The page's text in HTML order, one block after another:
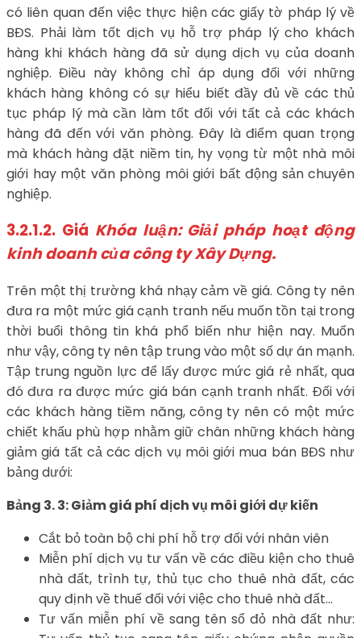
có liên quan đến việc thực hiện các giấy tờ pháp lý về
BĐS. Phải làm tốt dịch vụ hỗ trợ pháp lý cho khách
hàng khi khách hàng đã sử dụng dịch vụ của doanh
nghiệp. Điều này không chỉ áp dụng đối với những
khách hàng không có sự hiểu biết đầy đủ về các thủ
tục pháp lý mà cần làm tốt đối với tất cả các khách
hàng đã đến với văn phòng. Đây là điểm quan trọng
mà khách hàng đặt niềm tin, hy vọng từ một nhà môi
giới hay một văn phòng môi giới bất động sản chuyên
nghiệp.
3.2.1.2. Giá Khóa luận: Giải pháp hoạt động
kinh doanh của công ty Xây Dựng.
Trên một thị trường khá nhạy cảm về giá. Công ty nên
đưa ra một mức giá cạnh tranh nếu muốn tồn tại trong
thời buổi thông tin khá phổ biến như hiện nay. Muốn
như vậy, công ty nên tập trung vào một số dự án mạnh.
Tập trung nguồn lực để lấy được mức giá rẻ nhất, qua
đó đưa ra được mức giá bán cạnh tranh nhất. Đối với
các khách hàng tiềm năng, công ty nên có một mức
chiết khấu phù hợp nhằm giữ chân những khách hàng
giảm giá tất cả các dịch vụ môi giới mua bán BĐS như
bảng dưới:
Bảng 3. 3: Giảm giá phí dịch vụ môi giới dự kiến
Cắt bỏ toàn bộ chi phí hỗ trợ đối với nhân viên
Miễn phí dịch vụ tư vấn về các điều kiện cho thuê
nhà đất, trình tự, thủ tục cho thuê nhà đất, các
quy định về thuế đối với việc cho thuê nhà đất…
Tư vấn miễn phí về sang tên sổ đỏ nhà đất như: